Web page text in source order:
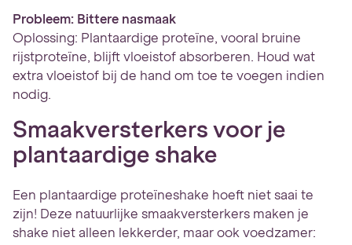
Probleem: Bittere nasmaak
Oplossing: Plantaardige proteïne, vooral bruine
rijstproteïne, blijft vloeistof absorberen. Houd wat
extra vloeistof bij de hand om toe te voegen indien
nodig.
Smaakversterkers voor je
plantaardige shake
Een plantaardige proteïneshake hoeft niet saai te
zijn! Deze natuurlijke smaakversterkers maken je
shake niet alleen lekkerder, maar ook voedzamer: